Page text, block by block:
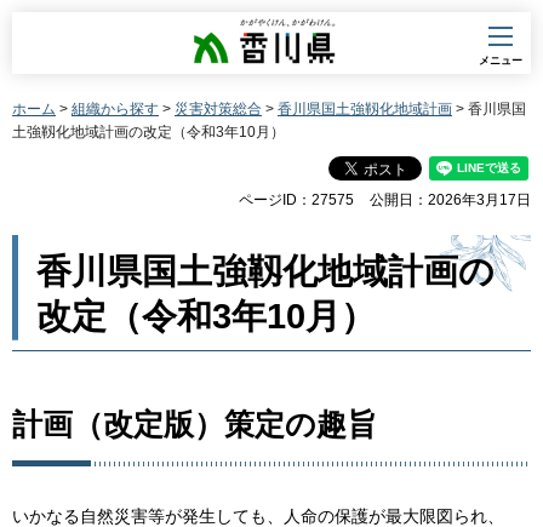
香川県
メニュー
ホーム > 組織から探す > 災害対策総合 > 香川県国土強靱化地域計画 > 香川県国
土強靱化地域計画の改定（令和3年10月）
ページID：27575 公開日：2026年3月17日
香川県国土強靱化地域計画の
改定（令和3年10月）
計画（改定版）策定の趣旨
いかなる自然災害等が発生しても、人命の保護が最大限図られ、